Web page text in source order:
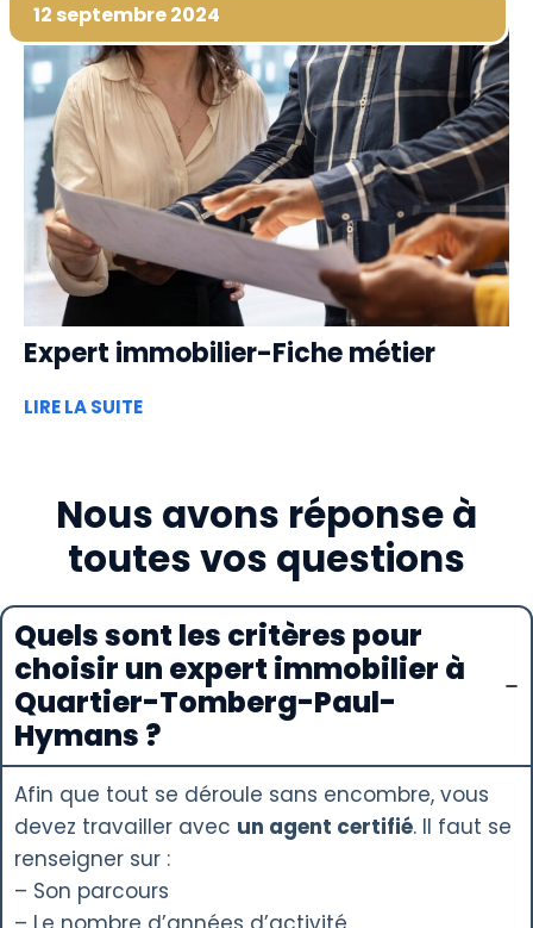
12 septembre 2024
Expert immobilier-Fiche métier
LIRE LA SUITE
Nous avons réponse à
toutes vos questions
Quels sont les critères pour
choisir un expert immobilier à
Quartier-Tomberg-Paul-
Hymans ?
Afin que tout se déroule sans encombre, vous
devez travailler avec un agent certifié. Il faut se
renseigner sur :
– Son parcours